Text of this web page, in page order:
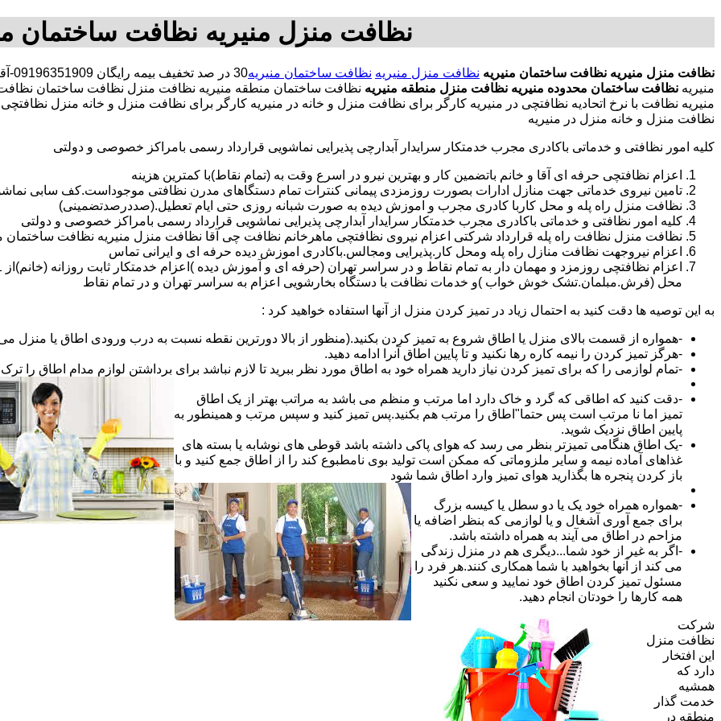
نظافت منزل منیریه نظافت ساختمان
نظافت منزل منیریه نظافت ساختمان منیریه نظافت منزل منیریه نظافت ساختمان منیریه
30
منیریه نظافت ساختمان محدوده منیریه نظافت منزل منطقه منیریه نظافت ساختمان منطقه منیریه نظافت منزل نظافت ساختمان
منیریه نظافت با نرخ اتحادیه نظافتچی در منیریه کارگر برای نظافت منزل و خانه در منیریه کارگر برای نظافت منزل و خانه منزل
نظافت منزل و خانه منزل در منیریه
کلیه امور نظافتی و خدماتی باکادری مجرب خدمتکار سرایدار آبدارچی پذیرایی نماشویی قرارداد رسمی بامراکز خصوصی و دولتی
اعزام نظافتچی حرفه ای آقا و خانم باتضمین کار و بهترین نیرو در اسرع وقت به (تمام نقاط)با کمترین هزینه
تامین نیروی خدماتی جهت منازل ادارات بصورت روزمزدی پیمانی کنترات تمام دستگاهای مدرن نظافتی موجوداست.کف سابی
نظافت منزل راه پله و محل کاربا کادری مجرب و اموزش دیده به صورت شبانه روزی حتی ایام تعطیل.(صددرصدتضمینی)
کلیه امور نظافتی و خدماتی باکادری مجرب خدمتکار سرایدار آبدارچی پذیرایی نماشویی قرارداد رسمی بامراکز خصوصی و دولتی
نظافت منزل نظافت راه پله قرارداد شرکتی اعزام نیروی نظافتچی ماهرخانم نظافت چی آقا نظافت منزل منیریه نظافت ساختمان
اعزام نیروجهت نظافت منازل راه پله ومحل کار.پذیرایی ومجالس.باکادری اموزش دیده حرفه ای و ایرانی تماس
محل (فرش.مبلمان.تشک خوش خواب )و خدمات نظافت با دستگاه بخارشویی اعزام به سراسر تهران و در تمام نقاط
به این توصیه ها دقت کنید به احتمال زیاد در تمیز کردن منزل از آنها استفاده خواهید کرد :
-همواره از قسمت بالای منزل یا اطاق شروع به تمیز کردن بکنید.(منظور از بالا دورترین نقطه نسبت به درب ورودی اطاق یا منزل
-هرگز تمیز کردن را نیمه کاره رها نکنید و تا پایین اطاق آنرا ادامه دهید.
-تمام لوازمی را که برای تمیز کردن نیاز دارید همراه خود به اطاق مورد نظر ببرید تا لازم نباشد برای برداشتن لوازم مدام اطاق را ترک
-دقت کنید که اطاقی که گرد و خاک دارد اما مرتب و منظم می باشد به مراتب بهتر از یک اطاق
تمیز اما نا مرتب است پس حتما"اطاق را مرتب هم بکنید.پس تمیز کنید و سپس مرتب و همینطور به
پایین اطاق نزدیک شوید.
-یک اطاق هنگامی تمیزتر بنظر می رسد که هوای پاکی داشته باشد قوطی های نوشابه یا بسته های
غذاهای آماده نیمه و سایر ملزوماتی که ممکن است تولید بوی نامطبوع کند را از اطاق جمع کنید و با
باز کردن پنجره ها بگذارید هوای تمیز وارد اطاق شما شود
-همواره همراه خود یک یا دو سطل یا کیسه بزرگ
برای جمع آوری آشغال و یا لوازمی که بنظر اضافه یا
مزاحم در اطاق می آیند به همراه داشته باشد.
-اگر به غیر از خود شما...دیگری هم در منزل زندگی
می کند از آنها بخواهید با شما همکاری کنند.هر فرد را
مسئول تمیز کردن اطاق خود نمایید و سعی نکنید
همه کارها را خودتان انجام دهید.
شرکت
نظافت منزل
این افتخار
دارد که
همشیه
خدمت گذار
منطقه در